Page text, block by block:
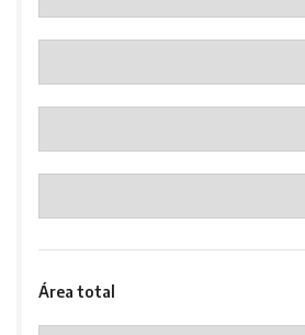
Área total